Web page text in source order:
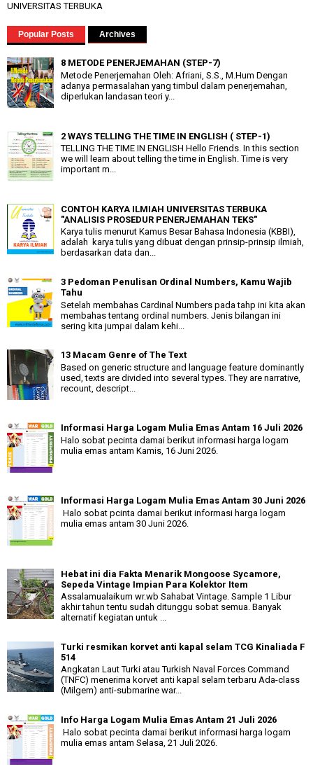
UNIVERSITAS TERBUKA
Popular Posts Archives
8 METODE PENERJEMAHAN (STEP-7)
Metode Penerjemahan Oleh: Afriani, S.S., M.Hum Dengan
adanya permasalahan yang timbul dalam penerjemahan,
diperlukan landasan teori y...
2 WAYS TELLING THE TIME IN ENGLISH ( STEP-1)
TELLING THE TIME IN ENGLISH Hello Friends. In this section
we will learn about telling the time in English. Time is very
important m...
CONTOH KARYA ILMIAH UNIVERSITAS TERBUKA
"ANALISIS PROSEDUR PENERJEMAHAN TEKS"
Karya tulis menurut Kamus Besar Bahasa Indonesia (KBBI),
adalah karya tulis yang dibuat dengan prinsip-prinsip ilmiah,
berdasarkan data dan...
3 Pedoman Penulisan Ordinal Numbers, Kamu Wajib
Tahu
Setelah membahas Cardinal Numbers pada tahp ini kita akan
membahas tentang ordinal numbers. Jenis bilangan ini
sering kita jumpai dalam kehi...
13 Macam Genre of The Text
Based on generic structure and language feature dominantly
used, texts are divided into several types. They are narrative,
recount, descript...
Informasi Harga Logam Mulia Emas Antam 16 Juli 2026
Halo sobat pecinta damai berikut informasi harga logam
mulia emas antam Kamis, 16 Juni 2026.
Informasi Harga Logam Mulia Emas Antam 30 Juni 2026
Halo sobat pcinta damai berikut informasi harga logam
mulia emas antam 30 Juni 2026.
Hebat ini dia Fakta Menarik Mongoose Sycamore,
Sepeda Vintage Impian Para Kolektor Item
Assalamualaikum wr.wb Sahabat Vintage. Sample 1 Libur
akhir tahun tentu sudah ditunggu sobat semua. Banyak
alternatif kegiatan untuk ...
Turki resmikan korvet anti kapal selam TCG Kinaliada F
514
Angkatan Laut Turki atau Turkish Naval Forces Command
(TNFC) menerima korvet anti kapal selam terbaru Ada-class
(Milgem) anti-submarine war...
Info Harga Logam Mulia Emas Antam 21 Juli 2026
Halo sobat pecinta damai berikut informasi harga logam
mulia emas antam Selasa, 21 Juli 2026.